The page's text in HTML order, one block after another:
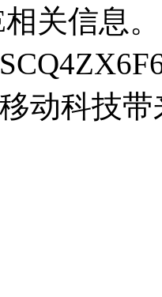
关信息
动科技